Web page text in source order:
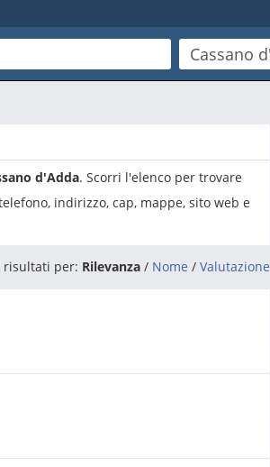
d'Adda. Scorri l'elenco per trovare
indirizzo, cap, mappe, sito web e
risultati per: Rilevanza / Nome / Valutazione